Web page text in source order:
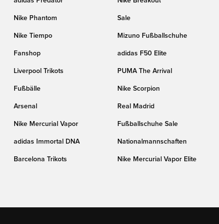
Nike Phantom Sale
Nike Tiempo Mizuno Fußballschuhe
Fanshop adidas F50 Elite
Liverpool Trikots PUMA The Arrival
Fußbälle Nike Scorpion
Arsenal Real Madrid
Nike Mercurial Vapor Fußballschuhe Sale
adidas Immortal DNA Nationalmannschaften
Barcelona Trikots Nike Mercurial Vapor Elite